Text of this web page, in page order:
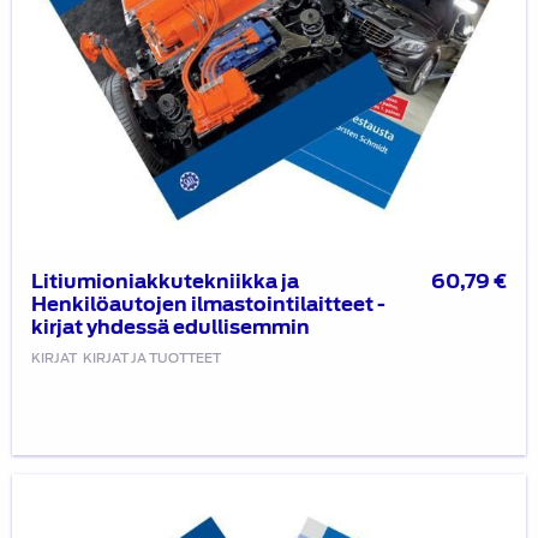
Litiumioniakkutekniikka ja
Henkilöautojen ilmastointilaitteet -
kirjat yhdessä edullisemmin
KIRJAT KIRJAT JA TUOTTEET
60,79€